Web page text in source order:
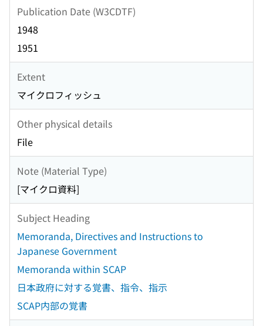
Publication Date (W3CDTF)
1948
1951
Extent
マイクロフィッシュ
Other physical details
File
Note (Material Type)
[マイクロ資料]
Subject Heading
Memoranda, Directives and Instructions to
Japanese Government
Memoranda within SCAP
日本政府に対する覚書、指令、指示
SCAP内部の覚書